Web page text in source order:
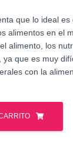
que lo ideal es
alimentos en el
alimento, los
que es muy
con la